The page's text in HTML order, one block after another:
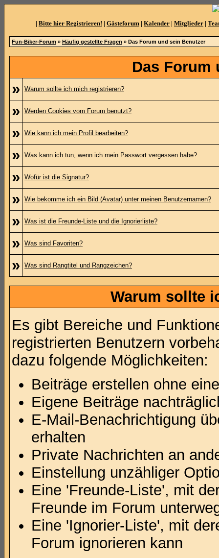
| Bitte hier Registrieren! | Gästeforum | Kalender | Mitglieder |
Fun-Biker-Forum » Häufig gestellte Fragen » Das Forum und sein Benutzer
Das Forum
»
Warum sollte ich mich registrieren?
» Werden Cookies vom Forum benutzt?
» Wie kann ich mein Profil bearbeiten?
» Was kann ich tun, wenn ich mein Passwort vergessen habe?
» Wofür ist die Signatur?
» Wie bekomme ich ein Bild (Avatar) unter meinen Benutzernamen?
» Was ist die Freunde-Liste und die Ignorierliste?
» Was sind Favoriten?
» Was sind Rangtitel und Rangzeichen?
Warum sollte
Es gibt Bereiche und
registrierten Benutzern
dazu folgende Möglichkeiten:
Beiträge erstellen ohne
Eigene Beiträge
E-Mail-Benachrichtigung
erhalten
Private Nachrichten an
Einstellung unzähliger
Eine 'Freunde-Liste', mit
Freunde im Forum
Eine 'Ignorier-Liste', mit
Forum ignorieren kann